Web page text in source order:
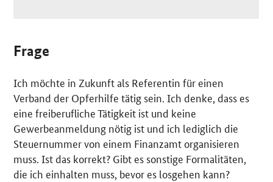
Frage
Ich möchte in Zukunft als Referentin für einen
Verband der Opferhilfe tätig sein. Ich denke, dass es
eine freiberufliche Tätigkeit ist und keine
Gewerbeanmeldung nötig ist und ich lediglich die
Steuernummer von einem Finanzamt organisieren
muss. Ist das korrekt? Gibt es sonstige Formalitäten,
die ich einhalten muss, bevor es losgehen kann?